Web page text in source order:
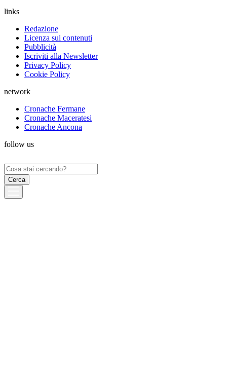
links
Redazione
Licenza sui contenuti
Pubblicità
Iscriviti alla Newsletter
Privacy Policy
Cookie Policy
network
Cronache Fermane
Cronache Maceratesi
Cronache Ancona
follow us
Ricerca
per: